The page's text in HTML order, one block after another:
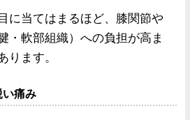
に当てはまるほど、膝関節や
・軟部組織）への負担が高ま
ります。
痛み